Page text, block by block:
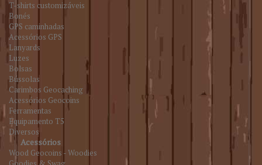
T-shirts customizáveis
Bonés
GPS caminhadas
Acessórios GPS
Lanyards
Luzes
Bolsas
Bússolas
Carimbos Geocaching
Acessórios Geocoins
Ferramentas
Equipamento T5
Diversos
Acessórios
Wood Geocoins - Woodies